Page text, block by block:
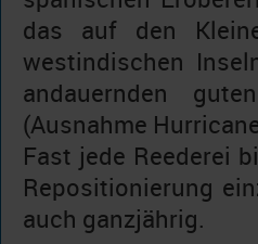
das auf den
westindischen
andauernden
(Ausnahme
Fast jede Reederei
Repositionierung
auch ganzjährig.